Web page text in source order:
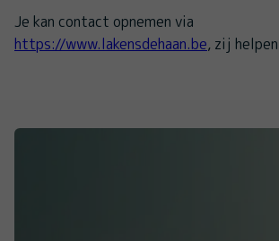
Je kan contact opnemen via
https://www.lakensdehaan.be, zij